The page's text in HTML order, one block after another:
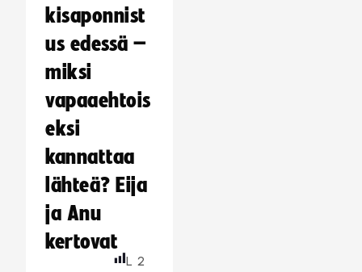
kisaponnist
us edessä –
miksi
vapaaehtois
eksi
kannattaa
lähteä? Eija
ja Anu
kertovat
L 2